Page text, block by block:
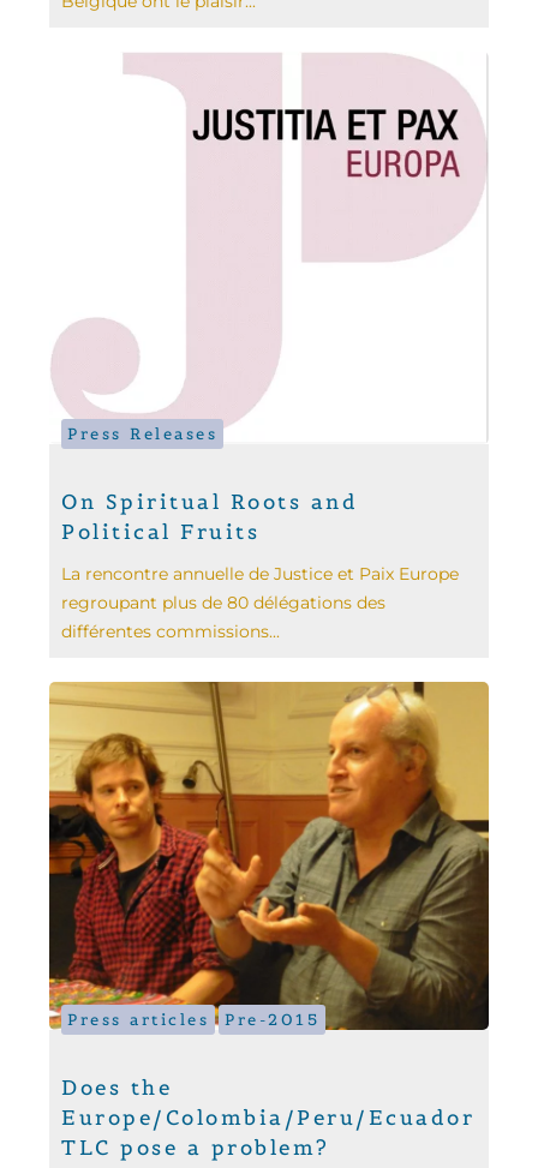
Press Releases
On Spiritual Roots and
Political Fruits
La rencontre annuelle de Justice et Paix Europe
regroupant plus de 80 délégations des
différentes commissions...
Press articles Pre-2015
Does the
Europe/Colombia/Peru/Ecuador
TLC pose a problem?